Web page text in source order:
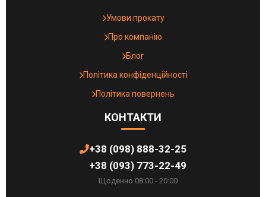
Умови прокату
Про компанію
Блог
Політика конфіденційності
Політика повернень
КОНТАКТИ
+38 (098) 888-32-25
+38 (093) 773-22-49
Щоденно 08:00 - 20:00